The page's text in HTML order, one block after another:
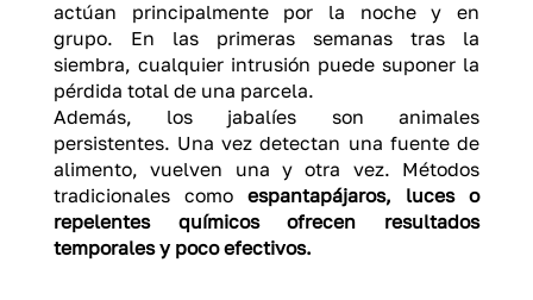
actúan principalmente por la noche y en
grupo. En las primeras semanas tras la
siembra, cualquier intrusión puede suponer la
pérdida total de una parcela.
Además, los jabalíes son animales
persistentes. Una vez detectan una fuente de
alimento, vuelven una y otra vez. Métodos
tradicionales como espantapájaros, luces o
repelentes químicos ofrecen resultados
temporales y poco efectivos.